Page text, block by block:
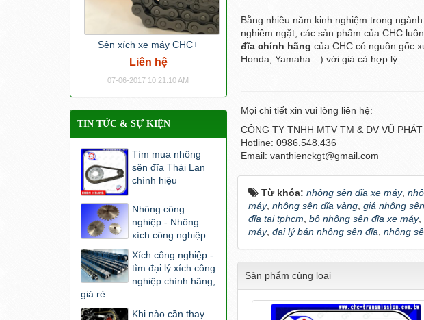
Bằng nhiều năm kinh nghiệm trong
nghiêm ngặt, các sản phẩm của CHC
đĩa chính hãng của CHC có nguồn gốc
Honda, Yamaha…) với giá cả hợp lý.
Mọi chi tiết xin vui lòng liên hệ:
CÔNG TY TNHH MTV TM & DV VŨ
Hotline: 0986.548.436
Email: vanthienckgt@gmail.com
Từ khóa: nhông sên đĩa xe máy,
máy, nhông sên dĩa vàng, giá nhông
đĩa tại tphcm bộ nhông sên đĩa xe máy,
máy, đại lý bán nhông sên đĩa nhông
Sản phẩm cùng loại
Sên xích xe máy CHC+
Liên hệ
07-06-2017 10:21:10 AM
TIN TỨC & SỰ KIỆN
Tìm mua nhông
sên đĩa Thái Lan
chính hiệu
Nhông công
nghiệp - Nhông
xích công nghiệp
Xích công nghiệp -
tìm đại lý xích công
nghiệp chính hãng,
giá rẻ
Khi nào cần thay